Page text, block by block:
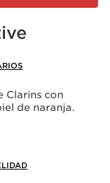
Clarins con
de naranja.